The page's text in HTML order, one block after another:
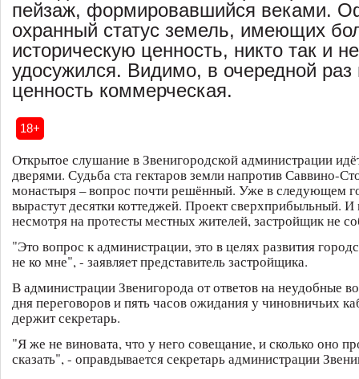
пейзаж, формировавшийся веками.
охранный статус земель, имеющих
историческую ценность, никто так и не
удосужился. Видимо, в очередной раз
ценность коммерческая.
18+
Открытое слушание в Звенигородской администрации
дверями. Судьба ста гектаров земли напротив Саввино-
монастыря – вопрос почти решённый. Уже в следующем
вырастут десятки коттеджей. Проект сверхприбыльный. И
несмотря на протесты местных жителей, застройщик не
"Это вопрос к администрации, это в целях развития
не ко мне", - заявляет представитель застройщика.
В администрации Звенигорода от ответов на неудобные
дня переговоров и пять часов ожидания у чиновничьих
держит секретарь.
"Я же не виновата, что у него совещание, и сколько оно
сказать", - оправдывается секретарь администрации